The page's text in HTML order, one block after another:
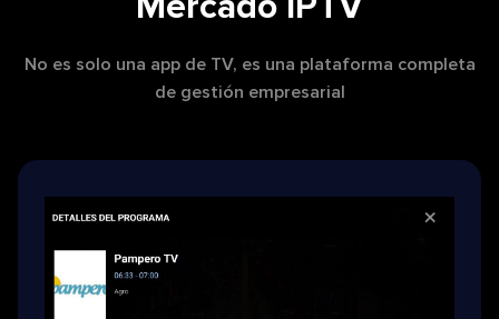
No es solo una app de TV, es una plataforma completa
de gestión empresarial